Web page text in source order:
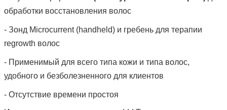
обработки восстановления волос
- Зонд Microcurrent (handheld) и гребень для терапии
regrowth волос
- Применимый для всего типа кожи и типа волос,
удобного и безболезненного для клиентов
- Отсутствие времени простоя